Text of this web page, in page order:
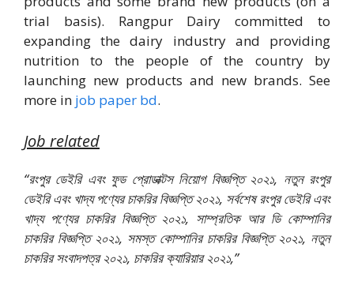
trial basis). Rangpur Dairy committed to
expanding the dairy industry and providing
nutrition to the people of the country by
launching new products and new brands. ‍See
more in job paper bd.
Job related
“রংপুর ডেইরি এবং ফুড প্রোডাক্টস নিয়োগ বিজ্ঞপ্তি ২০২১, নতুন রংপুর
ডেইরি এবং খাদ্য পণ্যের চাকরির বিজ্ঞপ্তি ২০২১, সর্বশেষ রংপুর ডেইরি এবং
খাদ্য পণ্যের চাকরির বিজ্ঞপ্তি ২০২১, সাম্প্রতিক আর ডি কোম্পানির
চাকরির বিজ্ঞপ্তি ২০২১, সমস্ত কোম্পানির চাকরির বিজ্ঞপ্তি ২০২১, নতুন
চাকরির সংবাদপত্র ২০২১, চাকরির ক্যারিয়ার ২০২১,”